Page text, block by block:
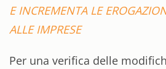
E INCREMENTA LE
ALLE IMPRESE
Per una verifica delle